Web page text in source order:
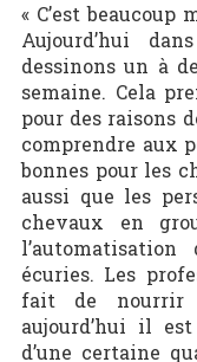
« C’est beaucoup
Aujourd’hui
dessinons un à
semaine. Cela
pour des raisons
comprendre aux
bonnes pour les
aussi que les
chevaux en
écuries. Les
fait de nourrir
aujourd’hui il
d’une certaine